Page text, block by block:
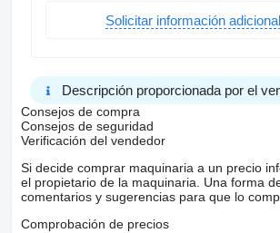
Solicitar información adicional
Descripción proporcionada por el
Consejos de compra
Consejos de seguridad
Verificación del vendedor
Si decide comprar maquinaria a un precio
el propietario de la maquinaria. Una forma
comentarios y sugerencias para que lo
Comprobación de precios